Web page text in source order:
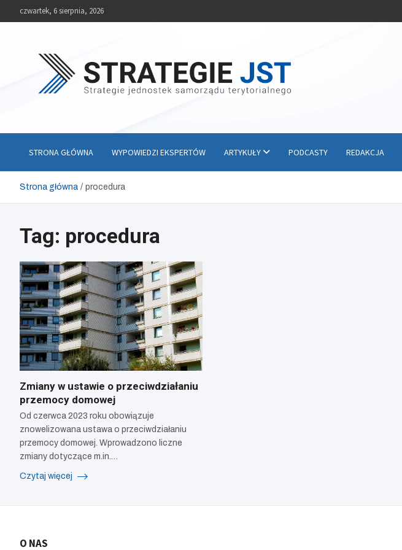
czwartek, 6 sierpnia, 2026
STRONA GŁÓWNA WYPOWIEDZI EKSPERTÓW ARTYKUŁY PODCASTY REDAKCJA
Strona główna procedura
Tag: procedura
Zmiany w ustawie o przeciwdziałaniu
przemocy domowej
Od czerwca 2023 roku obowiązuje
znowelizowana ustawa o przeciwdziałaniu
przemocy domowej. Wprowadzono liczne
zmiany dotyczące m.in.…
Czytaj więcej
O NAS